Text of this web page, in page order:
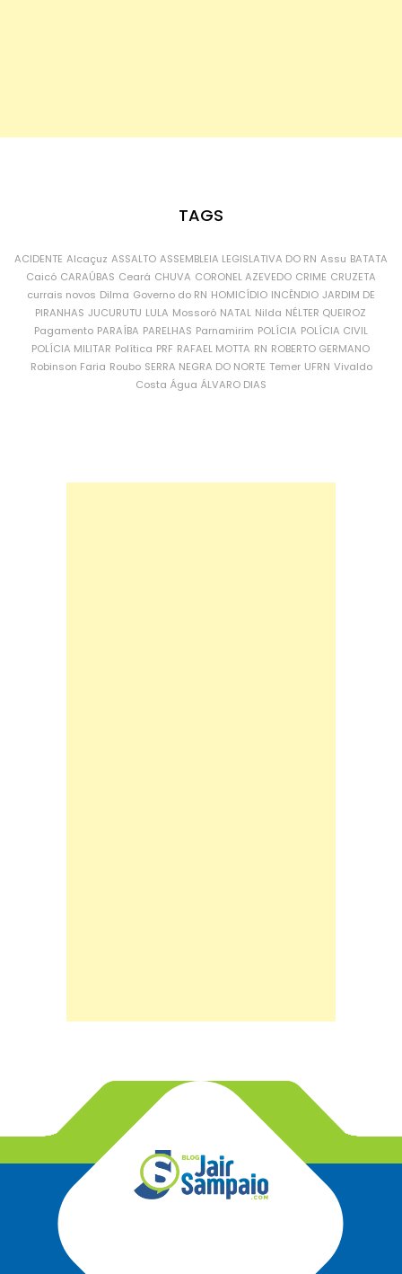
TAGS
ACIDENTE Alcaçuz ASSALTO ASSEMBLEIA LEGISLATIVA DO RN Assu BATATA
Caicó CARAÚBAS Ceará CHUVA CORONEL AZEVEDO CRIME CRUZETA
currais novos Dilma Governo do RN HOMICÍDIO INCÊNDIO JARDIM DE
PIRANHAS JUCURUTU LULA Mossoró NATAL Nilda NÉLTER QUEIROZ
Pagamento PARAÍBA PARELHAS Parnamirim POLÍCIA POLÍCIA CIVIL
POLÍCIA MILITAR Política PRF RAFAEL MOTTA RN ROBERTO GERMANO
Robinson Faria Roubo SERRA NEGRA DO NORTE Temer UFRN Vivaldo
Costa Água ÁLVARO DIAS